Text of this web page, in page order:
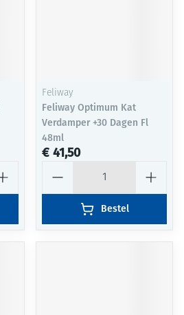
Feliway
Feliway Optimum Kat
Verdamper +30 Dagen Fl
48ml
€ 41,50
Bestel